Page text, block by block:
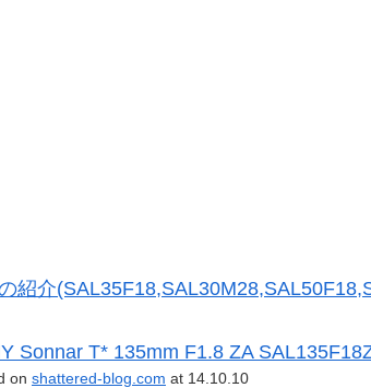
紹介
Sonnar T* 135mm F1.8 ZA
on shattered-blog.com at 14.10.10